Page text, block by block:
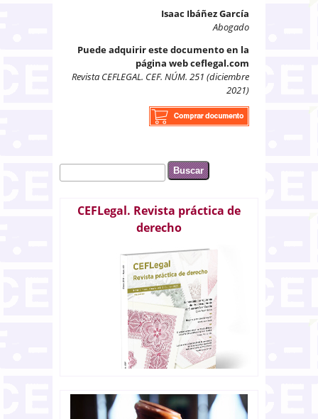
Isaac Ibáñez García
Abogado
Puede adquirir este documento en la
página web ceflegal.com
Revista CEFLEGAL. CEF. NÚM. 251 (diciembre
2021)
Formulario de búsqueda
Buscar
CEFLegal. Revista práctica de
derecho